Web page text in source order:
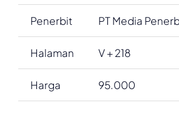
Penerbit PT Media
Halaman V + 218
Harga 95.000